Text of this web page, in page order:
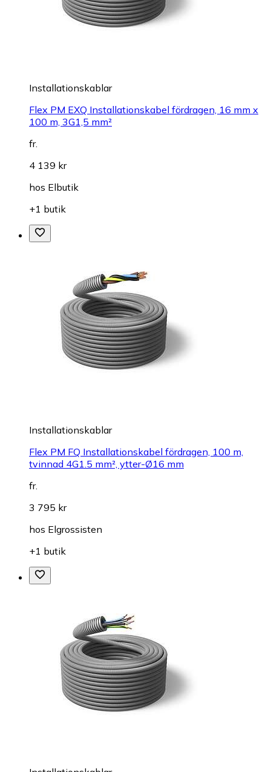
Installationskablar
Flex PM EXQ Installationskabel fördragen, 16 mm x
100 m, 3G1,5 mm²
fr.
4 139 kr
hos Elbutik
+1 butik
Installationskablar
Flex PM FQ Installationskabel fördragen, 100 m,
tvinnad 4G1.5 mm², ytter-Ø16 mm
fr.
3 795 kr
hos Elgrossisten
+1 butik